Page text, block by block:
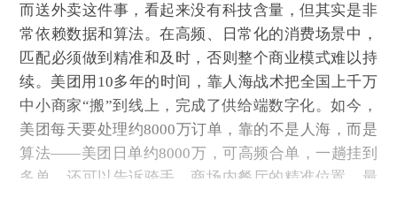
而送外卖这件事，看起来没有科技含量，但其实是非
常依赖数据和算法。在高频、日常化的消费场景中，
匹配必须做到精准和及时，否则整个商业模式难以持
续。美团用10多年的时间，靠人海战术把全国上千万
中小商家“搬”到线上，完成了供给端数字化。如今，
美团每天要处理约8000万订单，靠的不是人海，而是
算法——美团日单约8000万，可高频合单，一趟挂到
多单，还可以告诉骑手，商场内餐厅的精准位置、最